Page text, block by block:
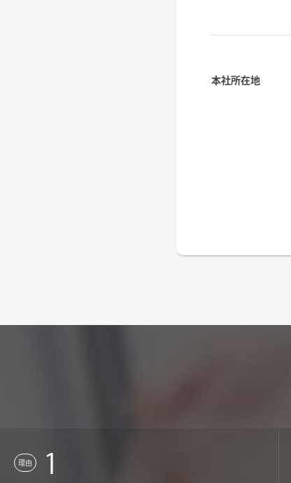
本社所在地
理由 1